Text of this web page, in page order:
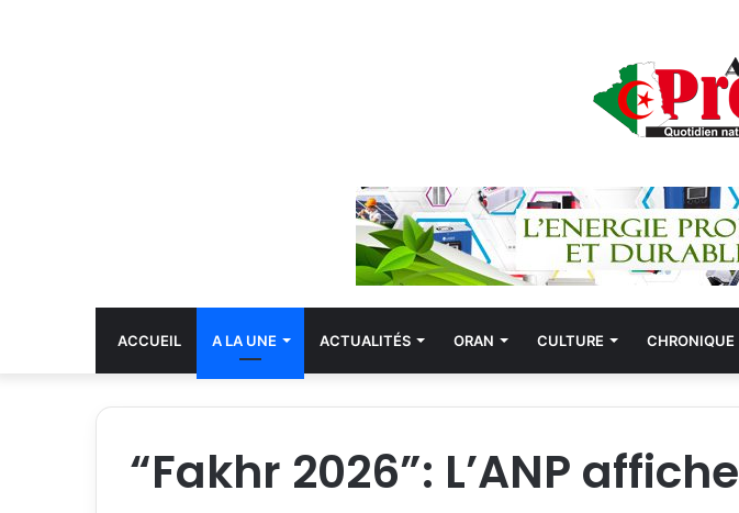
ACCUEIL A LA UNE ACTUALITÉS ORAN CULTURE CHRONIQUE
“Fakhr 2026”: L’ANP